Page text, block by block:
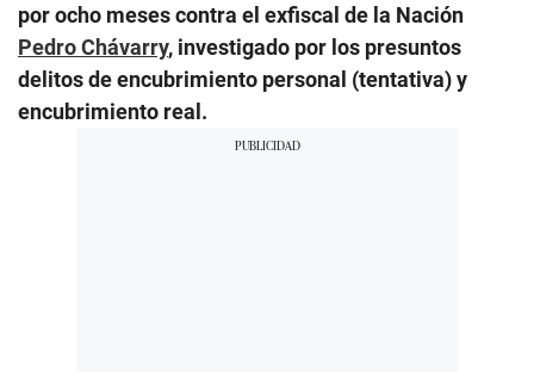
por ocho meses contra el exfiscal de la Nación
Pedro Chávarry, investigado por los presuntos
delitos de encubrimiento personal (tentativa) y
encubrimiento real.